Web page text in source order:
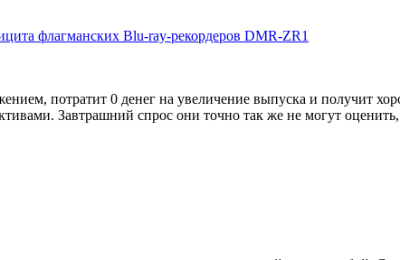
флагманских Blu-ray-рекордеров DMR-ZR1
потратит 0 денег на увеличение выпуска и получит
Завтрашний спрос они точно так же не могут